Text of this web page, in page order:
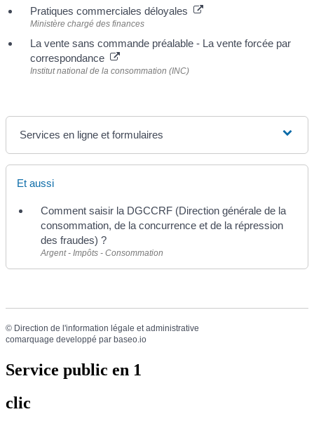
Pratiques commerciales déloyales
Ministère chargé des finances
La vente sans commande préalable - La vente forcée par
correspondance
Institut national de la consommation (INC)
Services en ligne et formulaires
Et aussi
Comment saisir la DGCCRF (Direction générale de la
consommation, de la concurrence et de la répression
des fraudes) ?
Argent - Impôts - Consommation
© Direction de l'information légale et administrative
comarquage developpé par baseo.io
Service public en 1
clic